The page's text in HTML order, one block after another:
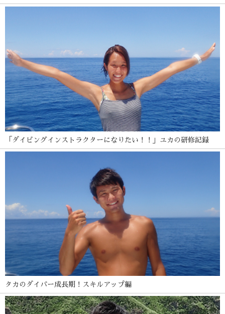
「ダイビングインストラクターになりたい！！」ユカの研修記録
タカのダイバー成長期！スキルアップ編